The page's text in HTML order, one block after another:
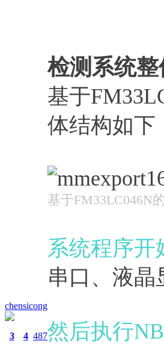
chensicong
3 4 487
检测系统
基于
体结构如下
基于FM33LC046N
系统程序开
串口、液
然后执行